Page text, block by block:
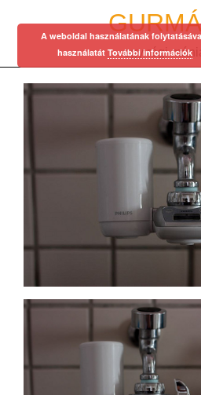
egy régi
A weboldal használatának
használatát További információk